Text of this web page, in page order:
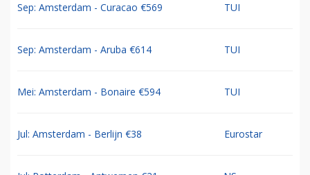
Sep: Amsterdam - Curacao €569 TUI
Sep: Amsterdam - Aruba €614 TUI
Mei: Amsterdam - Bonaire €594 TUI
Jul: Amsterdam - Berlijn €38 Eurostar